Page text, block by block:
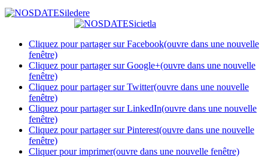
Cliquez pour partager sur Facebook(ouvre dans une nouvelle
fenêtre)
Cliquez pour partager sur Google+(ouvre dans une nouvelle
fenêtre)
Cliquez pour partager sur Twitter(ouvre dans une nouvelle
fenêtre)
Cliquez pour partager sur LinkedIn(ouvre dans une nouvelle
fenêtre)
Cliquez pour partager sur Pinterest(ouvre dans une nouvelle
fenêtre)
Cliquer pour imprimer(ouvre dans une nouvelle fenêtre)